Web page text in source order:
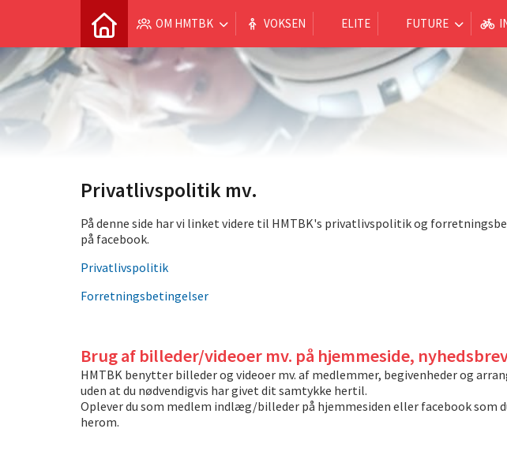
OM HMTBK VOKSEN ELITE FUTURE
Privatlivspolitik mv.
På denne side har vi linket videre til HMTBK's privatlivspolitik og
på facebook.
Privatlivspolitik
Forretningsbetingelser
Brug af billeder/videoer mv. på hjemmeside,
HMTBK benytter billeder og videoer mv. af medlemmer, begivenheder og
uden at du nødvendigvis har givet dit samtykke hertil.
Oplever du som medlem indlæg/billeder på hjemmesiden eller facebook som
herom.